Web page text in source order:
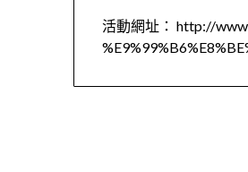
活動網址： http://